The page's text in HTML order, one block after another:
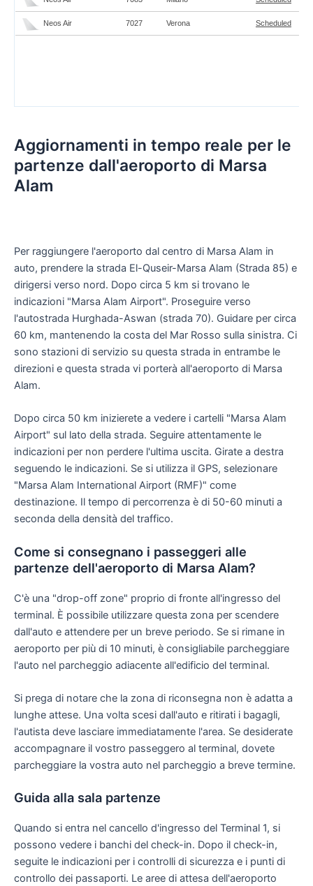
Aggiornamenti in tempo reale per le
partenze dall'aeroporto di Marsa
Alam
Per raggiungere l'aeroporto dal centro di Marsa Alam in
auto, prendere la strada El-Quseir-Marsa Alam (Strada 85) e
dirigersi verso nord. Dopo circa 5 km si trovano le
indicazioni "Marsa Alam Airport". Proseguire verso
l'autostrada Hurghada-Aswan (strada 70). Guidare per circa
60 km, mantenendo la costa del Mar Rosso sulla sinistra. Ci
sono stazioni di servizio su questa strada in entrambe le
direzioni e questa strada vi porterà all'aeroporto di Marsa
Alam.
Dopo circa 50 km inizierete a vedere i cartelli "Marsa Alam
Airport" sul lato della strada. Seguire attentamente le
indicazioni per non perdere l'ultima uscita. Girate a destra
seguendo le indicazioni. Se si utilizza il GPS, selezionare
"Marsa Alam International Airport (RMF)" come
destinazione. Il tempo di percorrenza è di 50-60 minuti a
seconda della densità del traffico.
Come si consegnano i passeggeri alle
partenze dell'aeroporto di Marsa Alam?
C'è una "drop-off zone" proprio di fronte all'ingresso del
terminal. È possibile utilizzare questa zona per scendere
dall'auto e attendere per un breve periodo. Se si rimane in
aeroporto per più di 10 minuti, è consigliabile parcheggiare
l'auto nel parcheggio adiacente all'edificio del terminal.
Si prega di notare che la zona di riconsegna non è adatta a
lunghe attese. Una volta scesi dall'auto e ritirati i bagagli,
l'autista deve lasciare immediatamente l'area. Se desiderate
accompagnare il vostro passeggero al terminal, dovete
parcheggiare la vostra auto nel parcheggio a breve termine.
Guida alla sala partenze
Quando si entra nel cancello d'ingresso del Terminal 1, si
possono vedere i banchi del check-in. Dopo il check-in,
seguite le indicazioni per i controlli di sicurezza e i punti di
controllo dei passaporti. Le aree di attesa dell'aeroporto